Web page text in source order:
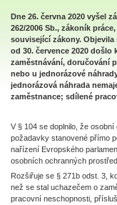
Dne 26. června 2020 vyšel
262/2006 Sb., zákoník
související zákony.
od 30. července 2020
zaměstnávání, doručování
nebo u jednorázové
jednorázová náhrada
zaměstnance; sdílené
V § 104 se doplnilo, že
požadavky stanovené přímo
nařízení Evropského
osobních ochranných
Rozšiřuje se § 271b odst. 3,
než se stal uchazečem o
pracovní neschopnosti,